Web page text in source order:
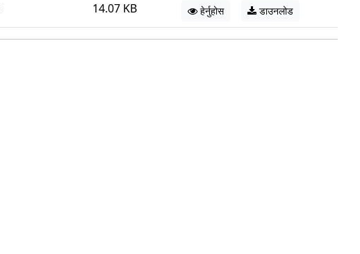
14.07 KB हेर्नुहोस डाउनलोड